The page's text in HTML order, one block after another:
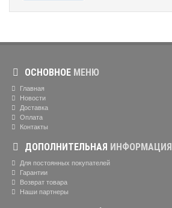
ОСНОВНОЕ МЕНЮ
Главная
Новости
Доставка
Оплата
Контакты
ДОПОЛНИТЕЛЬНАЯ ИНФОРМАЦИЯ
Для постоянных покупателей
Гарантии
Возврат товара
Наши партнеры